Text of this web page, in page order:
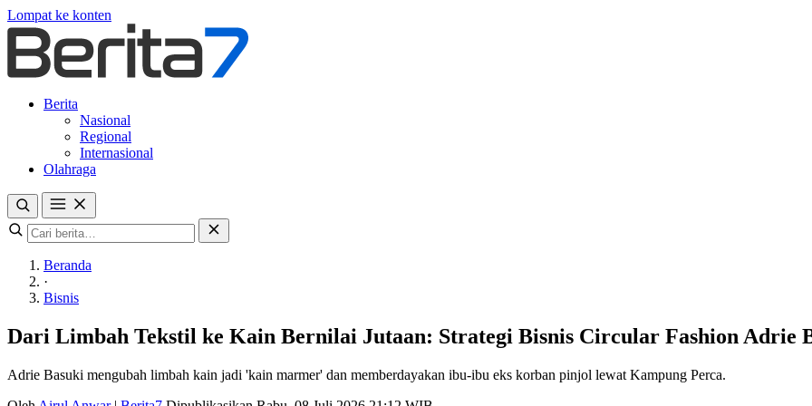
Lompat ke konten
Berita
Nasional
Regional
Internasional
Olahraga
Beranda
·
Bisnis
Dari Limbah Tekstil ke Kain Bernilai Jutaan: Strategi Bisnis Circular Fashion Adrie
Adrie Basuki mengubah limbah kain jadi 'kain marmer' dan memberdayakan ibu-ibu eks korban pinjol lewat Kampung Perca.